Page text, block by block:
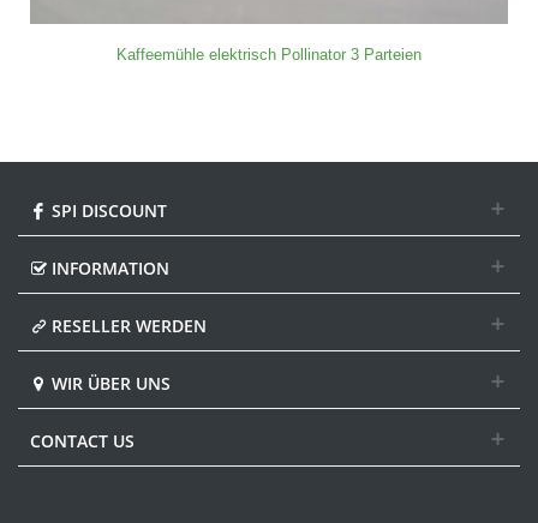
Kaffeemühle elektrisch Pollinator 3 Parteien
SPI DISCOUNT
INFORMATION
RESELLER WERDEN
WIR ÜBER UNS
CONTACT US